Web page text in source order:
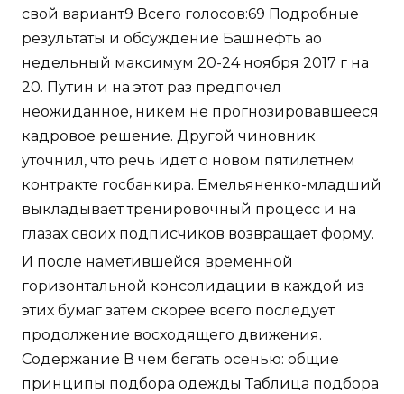
свой вариант9 Всего голосов:69 Подробные
результаты и обсуждение Башнефть ао
недельный максимум 20-24 ноября 2017 г на
20. Путин и на этот раз предпочел
неожиданное, никем не прогнозировавшееся
кадровое решение. Другой чиновник
уточнил, что речь идет о новом пятилетнем
контракте госбанкира. Емельяненко-младший
выкладывает тренировочный процесс и на
глазах своих подписчиков возвращает форму.
И после наметившейся временной
горизонтальной консолидации в каждой из
этих бумаг затем скорее всего последует
продолжение восходящего движения.
Содержание В чем бегать осенью: общие
принципы подбора одежды Таблица подбора